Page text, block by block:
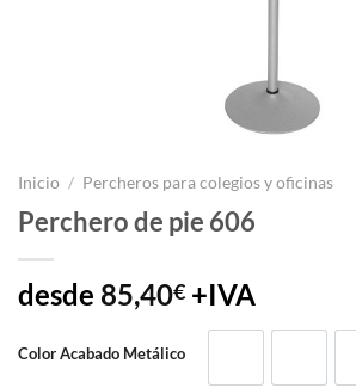
Inicio / Percheros para colegios y oficinas
Perchero de pie 606
desde 85,40€ +IVA
Color Acabado Metálico